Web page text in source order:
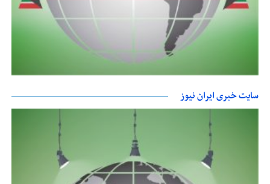
سایت خبری ایران نیوز